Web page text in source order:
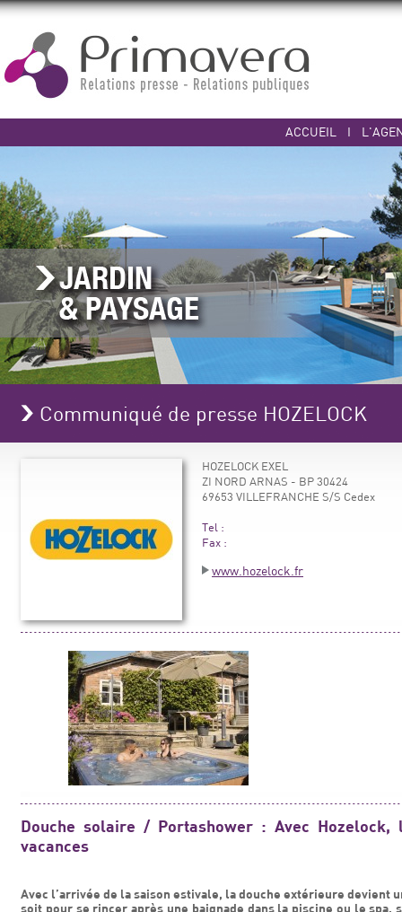
ACCUEIL I
Communiqué de presse HOZELOCK
HOZELOCK EXEL
ZI NORD ARNAS - BP 30424
69653 VILLEFRANCHE S/S Cedex
Tel :
Fax :
www.hozelock.fr
Douche solaire / Portashower : Avec Hozelock,
vacances
Avec l’arrivée de la saison estivale, la douche extérieure devient
soit pour se rincer après une baignade dans la piscine ou le